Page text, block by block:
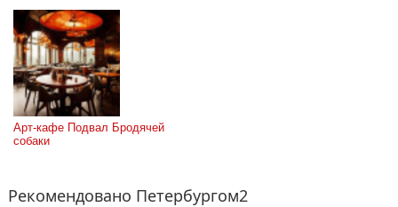
Арт-кафе Подвал Бродячей
собаки
Рекомендовано Петербургом2